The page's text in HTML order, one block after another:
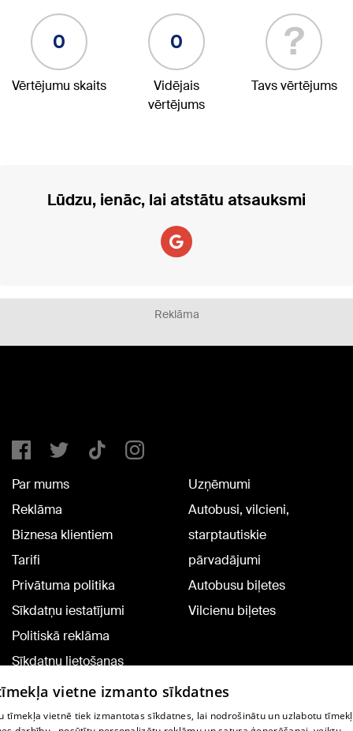
0
Vērtējumu skaits
0
Vidējais
vērtējums
?
Tavs vērtējums
Lūdzu, ienāc, lai atstātu atsauksmi
Reklāma
Par mums
Reklāma
Biznesa klientiem
Tarifi
Privātuma politika
Sīkdatņu iestatījumi
Politiskā reklāma
Sīkdatņu lietošanas
noteikumi
Komentāru pievienošana
Uzņēmumi
Autobusi, vilcieni,
starptautiskie
pārvadājumi
Autobusu biļetes
Vilcienu biļetes
vietne izmanto sīkdatnes
tīmekļa vietnē tiek izmantotas sīkdatnes, lai nodrošinātu un uzlabotu